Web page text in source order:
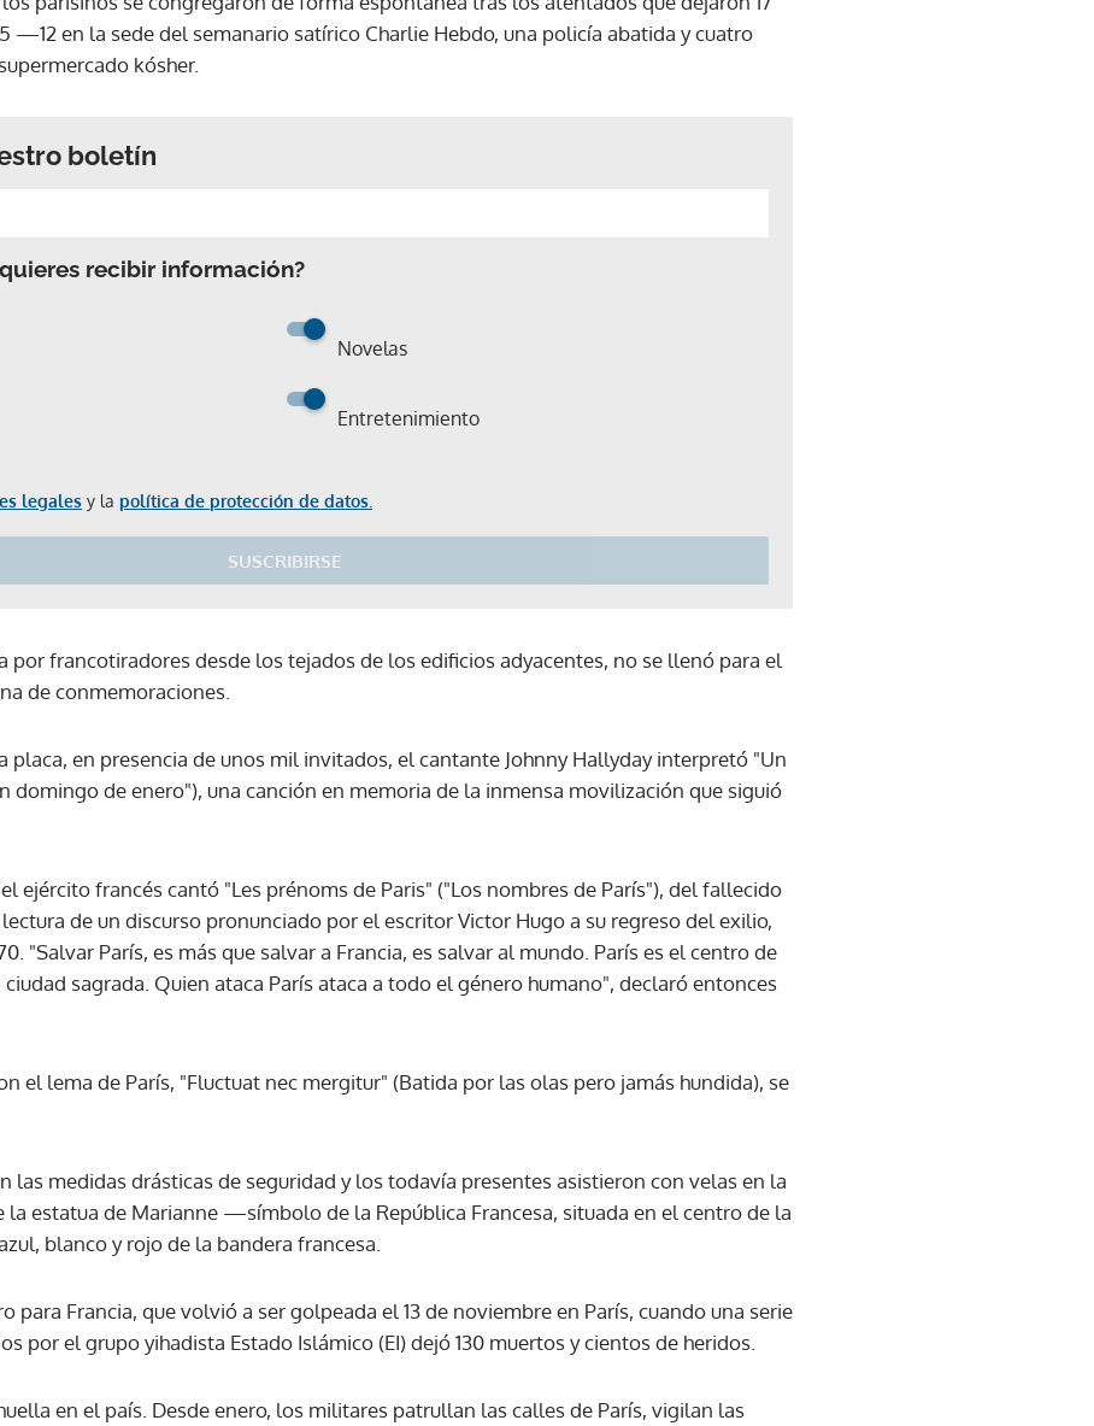
—12 en la sede del semanario satírico Charlie Hebdo, una policía abatida y cuatro
kósher.
boletín
recibir información?
Novelas
Entretenimiento
legales y la política de protección de datos.
SUSCRIBIRSE
ACEPTAR
por francotiradores desde los tejados de los edificios adyacentes, no se llenó para el
de conmemoraciones.
placa, en presencia de unos mil invitados, el cantante Johnny Hallyday interpretó "Un
domingo de enero"), una canción en memoria de la inmensa movilización que siguió
ejército francés cantó "Les prénoms de Paris" ("Los nombres de París"), del fallecido
de un discurso pronunciado por el escritor Victor Hugo a su regreso del exilio,
"Salvar París, es más que salvar a Francia, es salvar al mundo. París es el centro de
sagrada. Quien ataca París ataca a todo el género humano", declaró entonces
el lema de París, "Fluctuat nec mergitur" (Batida por las olas pero jamás hundida), se
las medidas drásticas de seguridad y los todavía presentes asistieron con velas en la
la estatua de Marianne —símbolo de la República Francesa, situada en el centro de la
blanco y rojo de la bandera francesa.
para Francia, que volvió a ser golpeada el 13 de noviembre en París, cuando una serie
por el grupo yihadista Estado Islámico (EI) dejó 130 muertos y cientos de heridos.
en el país. Desde enero, los militares patrullan las calles de París, vigilan las